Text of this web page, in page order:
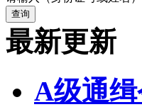
最新更新
A级通